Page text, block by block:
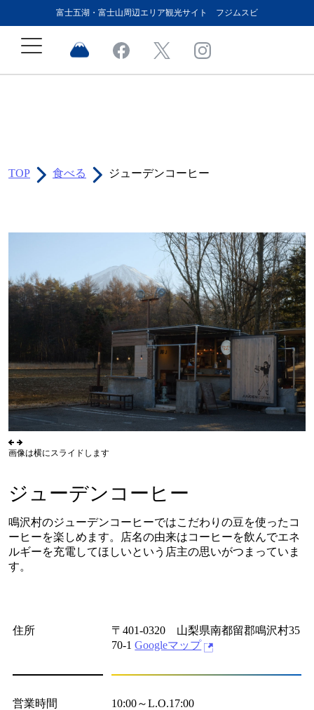
富士五湖・富士山周辺エリア観光サイト フジムスビ
TOP 食べる ジューデンコーヒー
画像は横にスライドします
ジューデンコーヒー
鳴沢村のジューデンコーヒーではこだわりの豆を使ったコ
ーヒーを楽しめます。店名の由来はコーヒーを飲んでエネ
ルギーを充電してほしいという店主の思いがつまっていま
す。
住所
〒401-0320 山梨県南都留郡鳴沢村35
70-1Googleマップ
営業時間
10:00～L.O.17:00